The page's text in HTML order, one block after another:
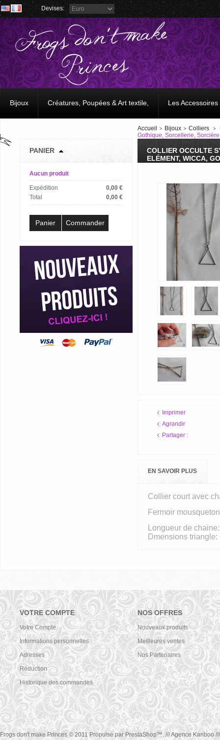
Devises:
Bijoux Créatures, Poupées & Art textile, Les Accessoires
PANIER
Aucun produit
Expédition
0,00 €
Total
0,00 €
Panier Commander
Accueil > Bijoux > Colliers >
Gothique, Sorcellerie, Sorcière
COLLIER OCCULTE
ELÉMENT, WICCA,
Imprimer
Agrandir
Partager :
EN SAVOIR PLUS
Collier court avec
Fermoir
Longueur de
Dmensions triangle:
VOTRE COMPTE
Votre Compte
Informations personnelles
Adresses
Réduction
Historique des commandes
NOS OFFRES
Nouveaux produits
Meilleures ventes
Nos Partenaires
Frogs don't make Princes © 2011 Propulsé par PrestaShop™. /// Agence Kariboo ///